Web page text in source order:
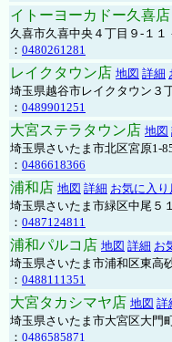
イトーヨーカドー久喜店
久喜市久喜中央４丁目９-１
： 0480261281
レイクタウン店 地図 詳細
埼玉県越谷市レイクタウン３
： 0489901251
大宮ステラタウン店 地図
埼玉県さいたま市北区宮原1-
： 0486618366
浦和店 地図 詳細 お気に入
埼玉県さいたま市緑区中尾５
： 0487124811
浦和パルコ店 地図 詳細 お
埼玉県さいたま市浦和区東高
： 0488111351
大宮タカシマヤ店 地図 詳
埼玉県さいたま市大宮区大門
： 0486585871